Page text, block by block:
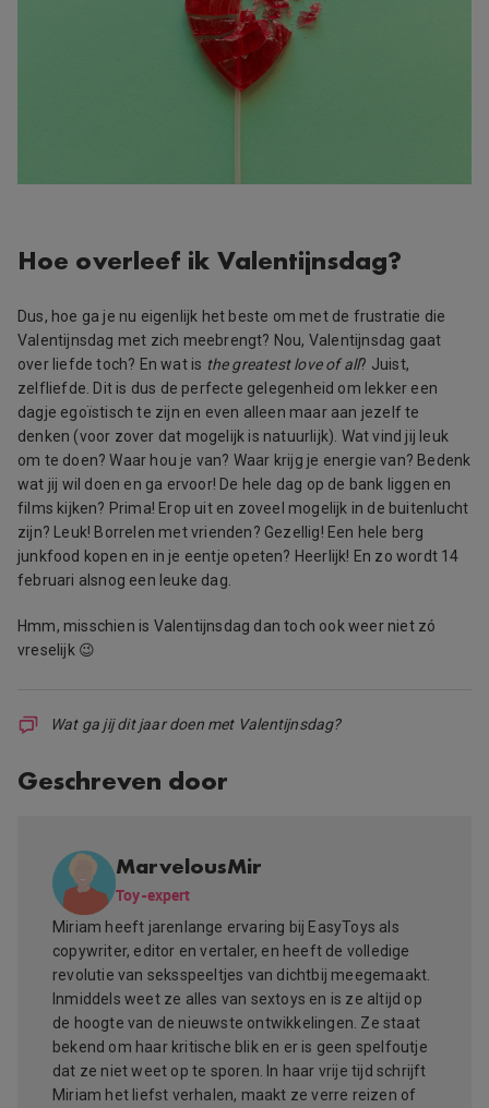
Hoe overleef ik Valentijnsdag?
Dus, hoe ga je nu eigenlijk het beste om met de frustratie die
Valentijnsdag met zich meebrengt? Nou, Valentijnsdag gaat
over liefde toch? En wat is the greatest love of all? Juist,
zelfliefde. Dit is dus de perfecte gelegenheid om lekker een
dagje egoïstisch te zijn en even alleen maar aan jezelf te
denken (voor zover dat mogelijk is natuurlijk). Wat vind jij leuk
om te doen? Waar hou je van? Waar krijg je energie van? Bedenk
wat jij wil doen en ga ervoor! De hele dag op de bank liggen en
films kijken? Prima! Erop uit en zoveel mogelijk in de buitenlucht
zijn? Leuk! Borrelen met vrienden? Gezellig! Een hele berg
junkfood kopen en in je eentje opeten? Heerlijk! En zo wordt 14
februari alsnog een leuke dag.
Hmm, misschien is Valentijnsdag dan toch ook weer niet zó
vreselijk 😉
Wat ga jij dit jaar doen met Valentijnsdag?
Geschreven door
MarvelousMir
Toy-expert
Miriam heeft jarenlange ervaring bij EasyToys als
copywriter, editor en vertaler, en heeft de volledige
revolutie van seksspeeltjes van dichtbij meegemaakt.
Inmiddels weet ze alles van sextoys en is ze altijd op
de hoogte van de nieuwste ontwikkelingen. Ze staat
bekend om haar kritische blik en er is geen spelfoutje
dat ze niet weet op te sporen. In haar vrije tijd schrijft
Miriam het liefst verhalen, maakt ze verre reizen of